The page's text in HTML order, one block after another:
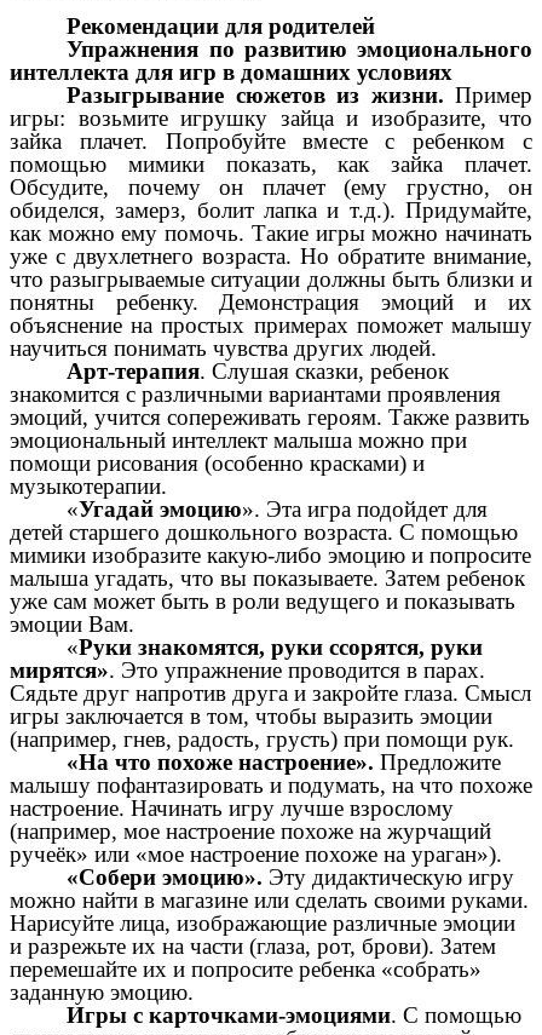
Рекомендации для родителей
Упражнения по развитию эмоционального
интеллекта для игр в домашних условиях
Разыгрывание сюжетов из жизни. Пример
игры: возьмите игрушку зайца и изобразите, что
зайка плачет. Попробуйте вместе с ребенком с
помощью мимики показать, как зайка плачет.
Обсудите, почему он плачет (ему грустно, он
обиделся, замерз, болит лапка и т.д.). Придумайте,
как можно ему помочь. Такие игры можно начинать
уже с двухлетнего возраста. Но обратите внимание,
что разыгрываемые ситуации должны быть близки и
понятны ребенку. Демонстрация эмоций и их
объяснение на простых примерах поможет малышу
научиться понимать чувства других людей.
Арт-терапия. Слушая сказки, ребенок
знакомится с различными вариантами проявления
эмоций, учится сопереживать героям. Также развить
эмоциональный интеллект малыша можно при
помощи рисования (особенно красками) и
музыкотерапии.
«Угадай эмоцию». Эта игра подойдет для
детей старшего дошкольного возраста. С помощью
мимики изобразите какую-либо эмоцию и попросите
малыша угадать, что вы показываете. Затем ребенок
уже сам может быть в роли ведущего и показывать
эмоции Вам.
«Руки знакомятся, руки ссорятся, руки
мирятся». Это упражнение проводится в парах.
Сядьте друг напротив друга и закройте глаза. Смысл
игры заключается в том, чтобы выразить эмоции
(например, гнев, радость, грусть) при помощи рук.
«На что похоже настроение». Предложите
малышу пофантазировать и подумать, на что похоже
настроение. Начинать игру лучше взрослому
(например, мое настроение похоже на журчащий
ручеёк» или «мое настроение похоже на ураган»).
«Собери эмоцию». Эту дидактическую игру
можно найти в магазине или сделать своими руками.
Нарисуйте лица, изображающие различные эмоции
и разрежьте их на части (глаза, рот, брови). Затем
перемешайте их и попросите ребенка «собрать»
заданную эмоцию.
Игры с карточками-эмоциями. С помощью